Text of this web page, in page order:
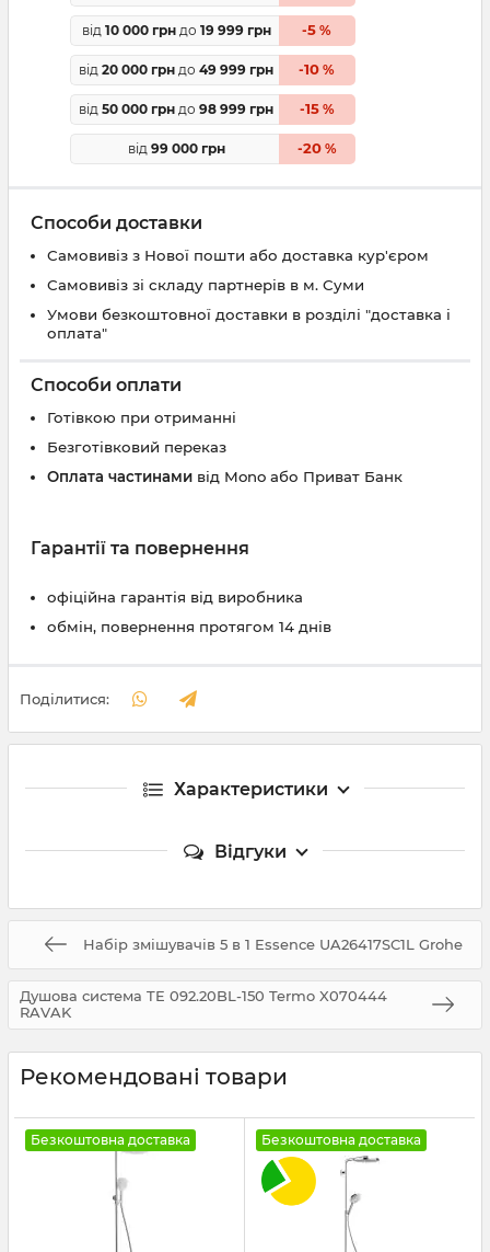
від 10 000 грндо 19 999 грн -5 %
від 20 000 грн до 49 999 грн -10 %
від 50 000 грн до 98 999 грн -15%
від 99 000 грн -20%
Способи доставки
Самовивіз з Нової пошти або доставка кур'єром
Самовивіз зі складу партнерів в м. Суми
Умови безкоштовної доставки в розділі "доставка і
оплата"
Способи оплати
Готівкою при отриманні
Безготівковий переказ
Оплата частинами від Mono або Приват Банк
Гарантії та повернення
офіційна гарантія від виробника
обмін, повернення протягом 14 днів
Поділитися:
Характеристики
Відгуки
Набір змішувачів 5 в 1 Essence UA26417SC1L Grohe
Душова система TE 092.20BL-150 Termo X070444
RAVAK
Рекомендовані товари
Безкоштовна доставка Безкоштовна доставка